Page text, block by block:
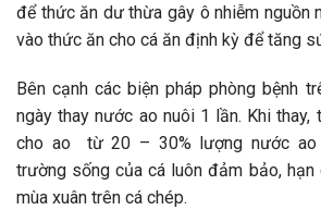
để thức ăn dư thừa gây ô nhiễm nguồn
vào thức ăn cho cá ăn định kỳ để tăng
Bên cạnh các biện pháp phòng bệnh
ngày thay nước ao nuôi 1 lần. Khi thay,
cho ao từ 20 – 30% lượng nước ao
trường sống của cá luôn đảm bảo, hạn
mùa xuân trên cá chép.